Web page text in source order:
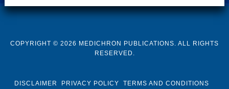
COPYRIGHT © 2026 MEDICHRON PUBLICATIONS. ALL RIGHTS
RESERVED.
DISCLAIMER PRIVACY POLICY TERMS AND CONDITIONS